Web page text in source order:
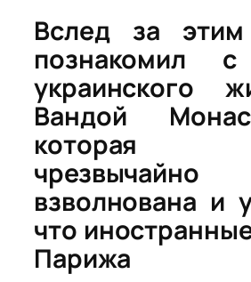
Вслед за
познакомил
украинского
Вандой
которая
чрезвычайно
взволнована и
что
Парижа